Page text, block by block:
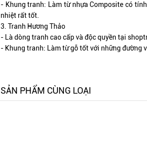
- Khung tranh: Làm từ nhựa Composite có
nhiệt rất tốt.
3. Tranh Hương Thảo
- Là dòng tranh cao cấp và độc quyền tại
- Khung tranh: Làm từ gỗ tốt với những đường
SẢN PHẨM CÙNG LOẠI